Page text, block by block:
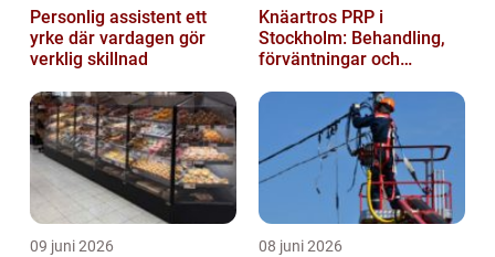
Personlig assistent ett
yrke där vardagen gör
verklig skillnad
Knäartros PRP i
Stockholm: Behandling,
förväntningar och
09 juni 2026 08 juni 2026